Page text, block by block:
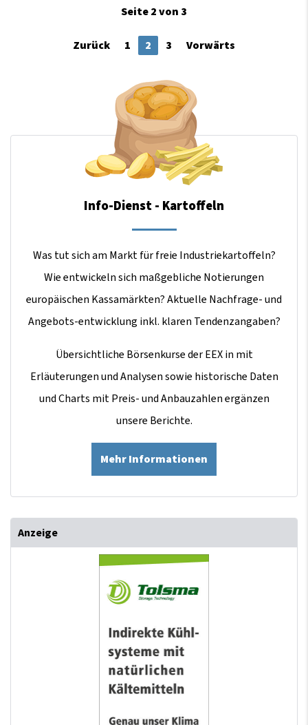
Seite 2 von 3
Zurück 1 2 3 Vorwärts
Info-Dienst - Kartoffeln
Was tut sich am Markt für freie Industriekartoffeln?
Wie entwickeln sich maßgebliche Notierungen
europäischen Kassamärkten? Aktuelle Nachfrage- und
Angebots-entwicklung inkl. klaren Tendenzangaben?
Übersichtliche Börsenkurse der EEX in mit
Erläuterungen und Analysen sowie historische Daten
und Charts mit Preis- und Anbauzahlen ergänzen
unsere Berichte.
Mehr Informationen
Anzeige